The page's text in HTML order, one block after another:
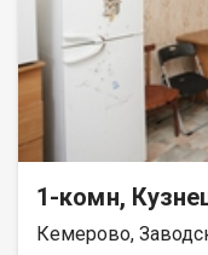
1-комн,
Кемерово,